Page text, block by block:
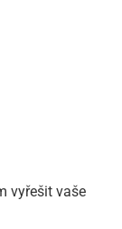
vyřešit vaše